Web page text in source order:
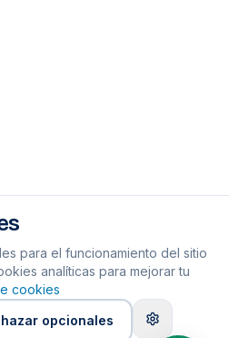
para el funcionamiento del sitio
analíticas para mejorar tu
cookies
opcionales
Todos los derechos